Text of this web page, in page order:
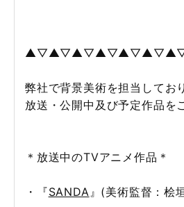
弊社で背景美術を担当してお
放送・公開中及び予定作品を
＊放送中のTVアニメ作品＊
・『SANDA』(美術監督：桧